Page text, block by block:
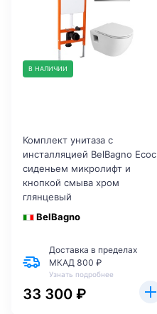
В НАЛИЧИИ
Комплект унитаза с
инсталляцией BelBagno Ecoс
сиденьем микролифт и
кнопкой смыва хром
глянцевый
BelBagno
Доставка в пределах
МКАД 800 ₽
Узнать подробнее
33 300 ₽